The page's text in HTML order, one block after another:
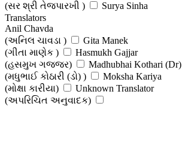
(સર શ્રી તેજપારખી )
Surya Sinha
(સુર્યા સિન્હા)
(વનરાજ માલવી )
(વિજયા કુમાર)
Translators
Anil Chavda
(અનિલ ચાવડા )
Gita Manek
(ગીતા માણેક )
Hasmukh Gajjar
(હસમુખ ગજ્જર)
Madhubhai Kothari (Dr)
(મધુભાઈ કોઠારી (ડો) )
Moksha Kariya
(મોક્ષા કારીયા)
Unknown Translator
(અપરિચિત અનુવાદક)